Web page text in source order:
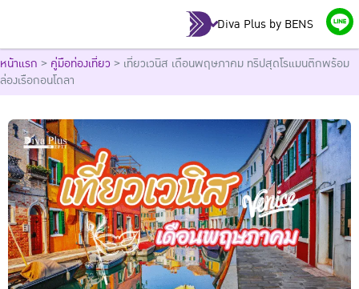
Diva Plus by BENS
หน้าแรก > คู่มือท่องเที่ยว > เที่ยวเวนิส เดือนพฤษภาคม ทริปสุดโรแมนติกพร้อม
ล่องเรือกอนโดลา